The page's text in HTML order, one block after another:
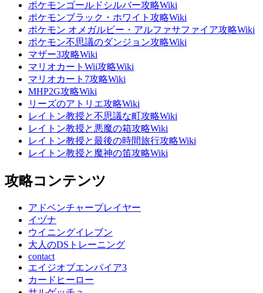
ポケモンゴールドシルバー攻略Wiki
ポケモンブラック・ホワイト攻略Wiki
ポケモン オメガルビー・アルファサファイア攻略Wiki
ポケモン不思議のダンジョン攻略Wiki
マザー3攻略Wiki
マリオカートWii攻略Wiki
マリオカート7攻略Wiki
MHP2G攻略Wiki
リーズのアトリエ攻略Wiki
レイトン教授と不思議な町攻略Wiki
レイトン教授と悪魔の箱攻略Wiki
レイトン教授と最後の時間旅行攻略Wiki
レイトン教授と魔神の笛攻略Wiki
攻略コンテンツ
アドベンチャープレイヤー
イヅナ
ウイニングイレブン
大人のDSトレーニング
contact
エイジオブエンパイア3
カードヒーロー